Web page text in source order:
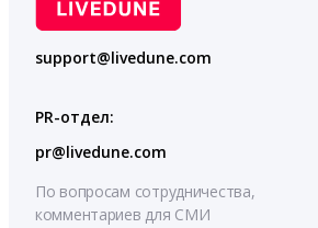
support@livedune.com
PR-отдел:
pr@livedune.com
По вопросам сотрудничества,
комментариев для СМИ